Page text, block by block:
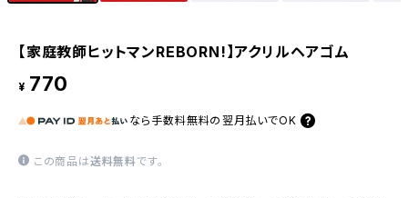
【家庭教師ヒットマンREBORN!】アクリルヘアゴム
¥ 770
なら 手数料無料の 翌月払いでOK
この商品は送料無料です。